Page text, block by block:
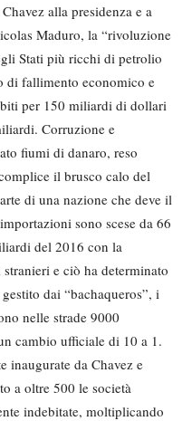
alla presidenza e a
Maduro, la “rivoluzione
Stati più ricchi di petrolio
di fallimento economico e
per 150 miliardi di dollari
Corruzione e
fiumi di danaro, reso
il brusco calo del
di una nazione che deve il
sono scese da 66
del 2016 con la
e ciò ha determinato
dai “bachaqueros”, i
nelle strade 9000
cambio ufficiale di 10 a 1.
inaugurate da Chavez e
a oltre 500 le società
indebitate, moltiplicando